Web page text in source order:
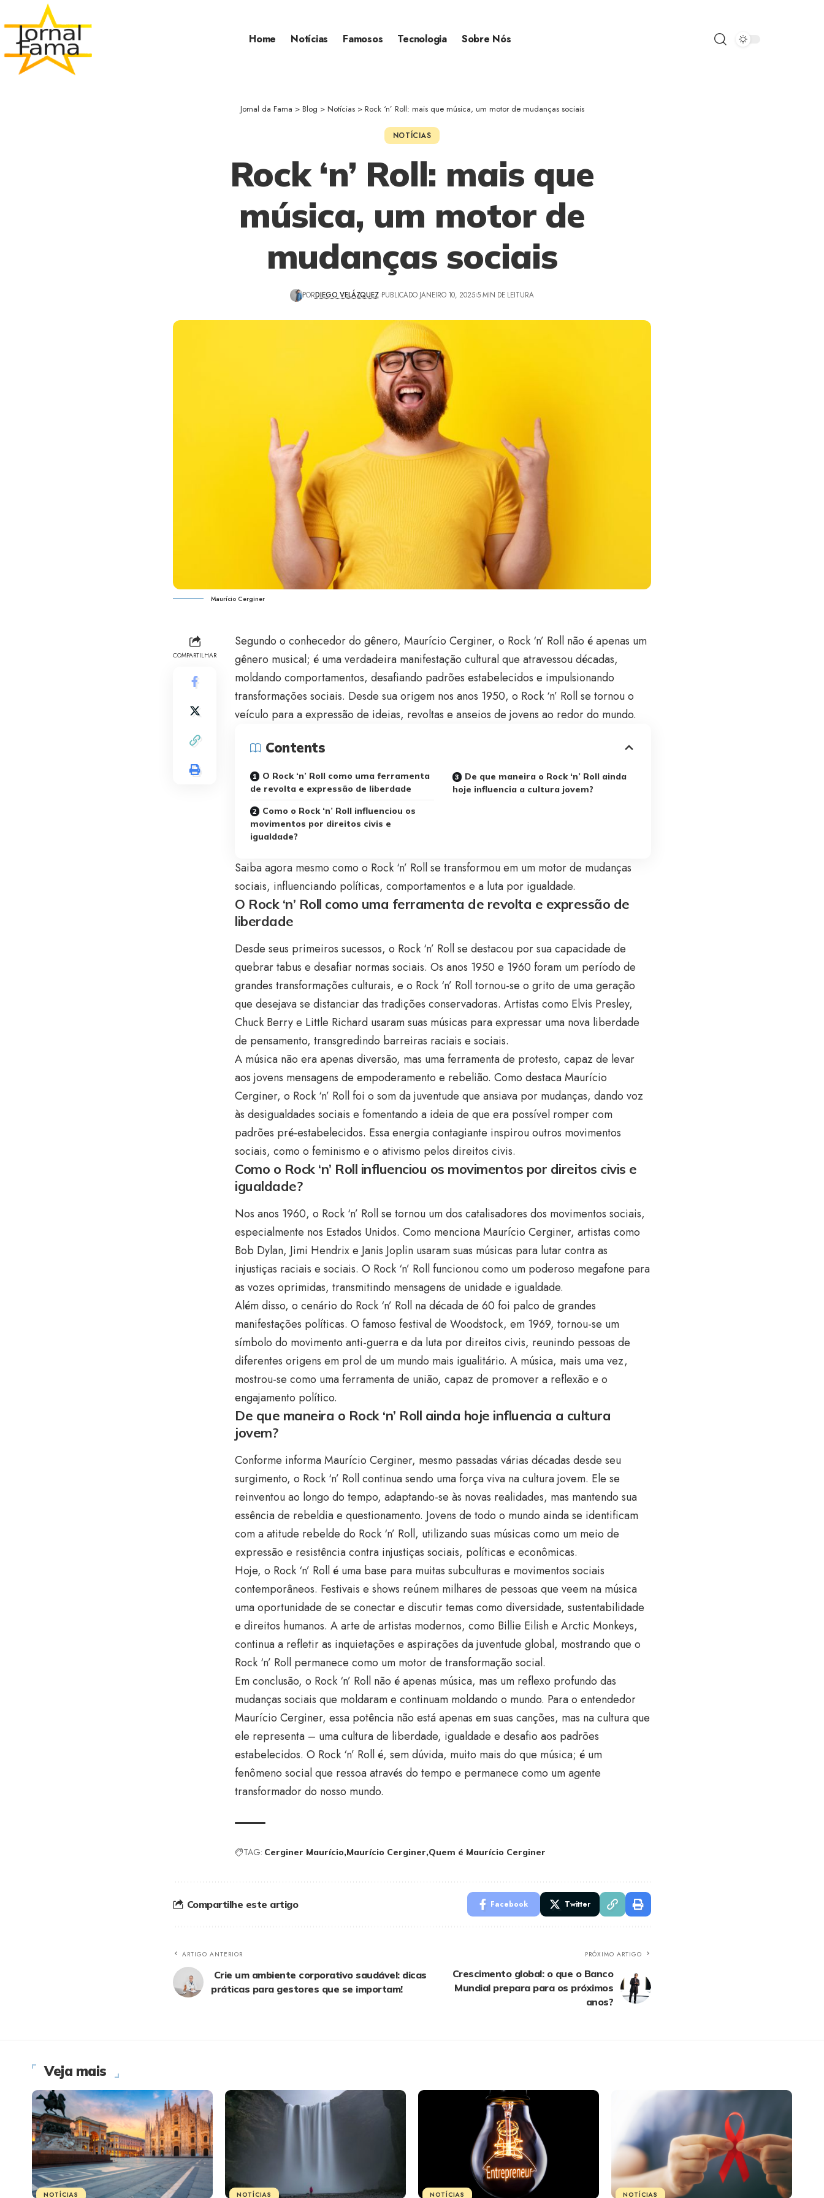
Home Notícias Famosos Tecnologia Sobre Nós
Jornal da Fama > Blog > Notícias> Rock ‘n’ Roll: mais que música, um motor de mudanças sociais
NOTÍCIAS
Rock ‘n’ Roll: mais que
música, um motor de
mudanças sociais
PORDIEGO VELÁZQUEZ PUBLICADO JANEIRO 10, 2025 5 MIN DE LEITURA
Maurício Cerginer
COMPARTILHAR
Segundo o conhecedor do gênero, Maurício Cerginer, o Rock ‘n’ Roll não é apenas um
gênero musical; é uma verdadeira manifestação cultural que atravessou décadas,
moldando comportamentos, desafiando padrões estabelecidos e impulsionando
transformações sociais. Desde sua origem nos anos 1950, o Rock ‘n’ Roll se tornou o
veículo para a expressão de ideias, revoltas e anseios de jovens ao redor do mundo.
Contents
O Rock ‘n’ Roll como uma ferramenta
de revolta e expressão de liberdade
Como o Rock ‘n’ Roll influenciou os
movimentos por direitos civis e
igualdade?
De que maneira o Rock ‘n’ Roll ainda
hoje influencia a cultura jovem?
Saiba agora mesmo como o Rock ‘n’ Roll se transformou em um motor de mudanças
sociais, influenciando políticas, comportamentos e a luta por igualdade.
O Rock ‘n’ Roll como uma ferramenta de revolta e expressão de
liberdade
Desde seus primeiros sucessos, o Rock ‘n’ Roll se destacou por sua capacidade de
quebrar tabus e desafiar normas sociais. Os anos 1950 e 1960 foram um período de
grandes transformações culturais, e o Rock ‘n’ Roll tornou-se o grito de uma geração
que desejava se distanciar das tradições conservadoras. Artistas como Elvis Presley,
Chuck Berry e Little Richard usaram suas músicas para expressar uma nova liberdade
de pensamento, transgredindo barreiras raciais e sociais.
A música não era apenas diversão, mas uma ferramenta de protesto, capaz de levar
aos jovens mensagens de empoderamento e rebelião. Como destaca Maurício
Cerginer, o Rock ‘n’ Roll foi o som da juventude que ansiava por mudanças, dando voz
às desigualdades sociais e fomentando a ideia de que era possível romper com
padrões pré-estabelecidos. Essa energia contagiante inspirou outros movimentos
sociais, como o feminismo e o ativismo pelos direitos civis.
Como o Rock ‘n’ Roll influenciou os movimentos por direitos civis e
igualdade?
Nos anos 1960, o Rock ‘n’ Roll se tornou um dos catalisadores dos movimentos sociais,
especialmente nos Estados Unidos. Como menciona Maurício Cerginer, artistas como
Bob Dylan, Jimi Hendrix e Janis Joplin usaram suas músicas para lutar contra as
injustiças raciais e sociais. O Rock ‘n’ Roll funcionou como um poderoso megafone para
as vozes oprimidas, transmitindo mensagens de unidade e igualdade.
Além disso, o cenário do Rock ‘n’ Roll na década de 60 foi palco de grandes
manifestações políticas. O famoso festival de Woodstock, em 1969, tornou-se um
símbolo do movimento anti-guerra e da luta por direitos civis, reunindo pessoas de
diferentes origens em prol de um mundo mais igualitário. A música, mais uma vez,
mostrou-se como uma ferramenta de união, capaz de promover a reflexão e o
engajamento político.
De que maneira o Rock ‘n’ Roll ainda hoje influencia a cultura
jovem?
Conforme informa Maurício Cerginer, mesmo passadas várias décadas desde seu
surgimento, o Rock ‘n’ Roll continua sendo uma força viva na cultura jovem. Ele se
reinventou ao longo do tempo, adaptando-se às novas realidades, mas mantendo sua
essência de rebeldia e questionamento. Jovens de todo o mundo ainda se identificam
com a atitude rebelde do Rock ‘n’ Roll, utilizando suas músicas como um meio de
expressão e resistência contra injustiças sociais, políticas e econômicas.
Hoje, o Rock ‘n’ Roll é uma base para muitas subculturas e movimentos sociais
contemporâneos. Festivais e shows reúnem milhares de pessoas que veem na música
uma oportunidade de se conectar e discutir temas como diversidade, sustentabilidade
e direitos humanos. A arte de artistas modernos, como Billie Eilish e Arctic Monkeys,
continua a refletir as inquietações e aspirações da juventude global, mostrando que o
Rock ‘n’ Roll permanece como um motor de transformação social.
Em conclusão, o Rock ‘n’ Roll não é apenas música, mas um reflexo profundo das
mudanças sociais que moldaram e continuam moldando o mundo. Para o entendedor
Maurício Cerginer, essa potência não está apenas em suas canções, mas na cultura que
ele representa – uma cultura de liberdade, igualdade e desafio aos padrões
estabelecidos. O Rock ‘n’ Roll é, sem dúvida, muito mais do que música; é um
fenômeno social que ressoa através do tempo e permanece como um agente
transformador do nosso mundo.
TAG: Cerginer Maurício Maurício Cerginer Quem é Maurício Cerginer
Compartilhe este artigo Facebook Twitter
ARTIGO ANTERIOR
Crie um ambiente corporativo saudável: dicas
práticas para gestores que se importam!
PRÓXIMO ARTIGO
Crescimento global: o que o Banco
Mundial prepara para os próximos
anos?
Veja mais
NOTÍCIAS NOTÍCIAS NOTÍCIAS NOTÍCIAS